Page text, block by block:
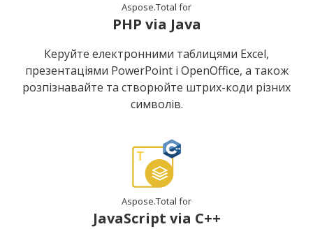
Aspose.Total for
PHP via Java
Керуйте електронними таблицями Excel,
презентаціями PowerPoint і OpenOffice, а також
розпізнавайте та створюйте штрих-коди різних
символів.
Aspose.Total for
JavaScript via C++